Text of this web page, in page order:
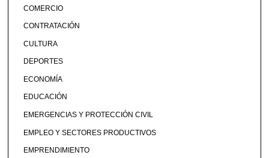
COMERCIO
CONTRATACIÓN
CULTURA
DEPORTES
ECONOMÍA
EDUCACIÓN
EMERGENCIAS Y PROTECCIÓN CIVIL
EMPLEO Y SECTORES PRODUCTIVOS
EMPRENDIMIENTO